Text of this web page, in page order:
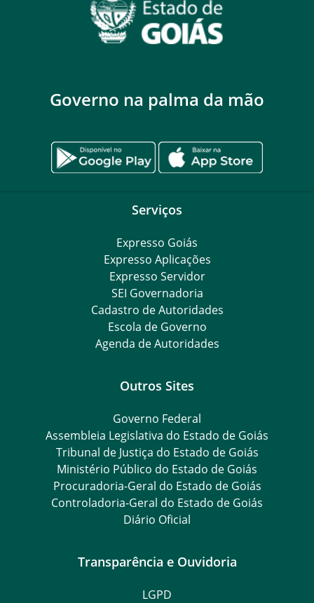
Governo na palma da mão
Serviços
Expresso Goiás
Expresso Aplicações
Expresso Servidor
SEI Governadoria
Cadastro de Autoridades
Escola de Governo
Agenda de Autoridades
Outros Sites
Governo Federal
Assembleia Legislativa do Estado de Goiás
Tribunal de Justiça do Estado de Goiás
Ministério Público do Estado de Goiás
Procuradoria-Geral do Estado de Goiás
Controladoria-Geral do Estado de Goiás
Diário Oficial
Transparência e Ouvidoria
LGPD